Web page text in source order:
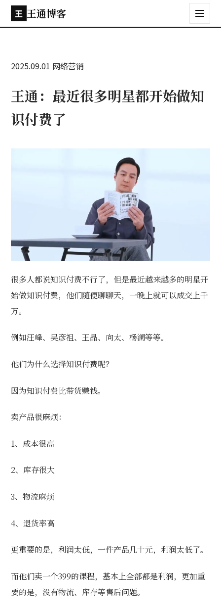
王 王通博客
2025.09.01 网络营销
王通：最近很多明星都开始做知
识付费了
很多人都说知识付费不行了，但是最近越来越多的明星开
始做知识付费，他们随便聊聊天，一晚上就可以成交上千
万。
例如汪峰、吴彦祖、王晶、向太、杨澜等等。
他们为什么选择知识付费呢？
因为知识付费比带货赚钱。
卖产品很麻烦：
1、成本很高
2、库存很大
3、物流麻烦
4、退货率高
更重要的是，利润太低，一件产品几十元，利润太低了。
而他们卖一个399的课程，基本上全部都是利润，更加重
要的是，没有物流、库存等售后问题。